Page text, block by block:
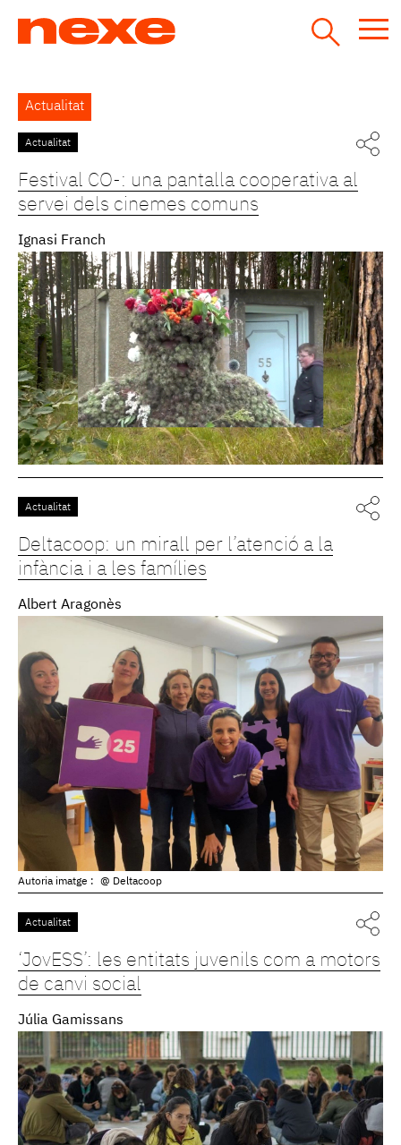
Back
to
top
Actualitat
Actualitat
Festival CO-: una pantalla cooperativa al
servei dels cinemes comuns
Ignasi Franch
Actualitat
Deltacoop: un mirall per l’atenció a la
infància i a les famílies
Albert Aragonès
Autoria imatge : @ Deltacoop
Actualitat
‘JovESS’: les entitats juvenils com a motors
de canvi social
Júlia Gamissans
Pàgines